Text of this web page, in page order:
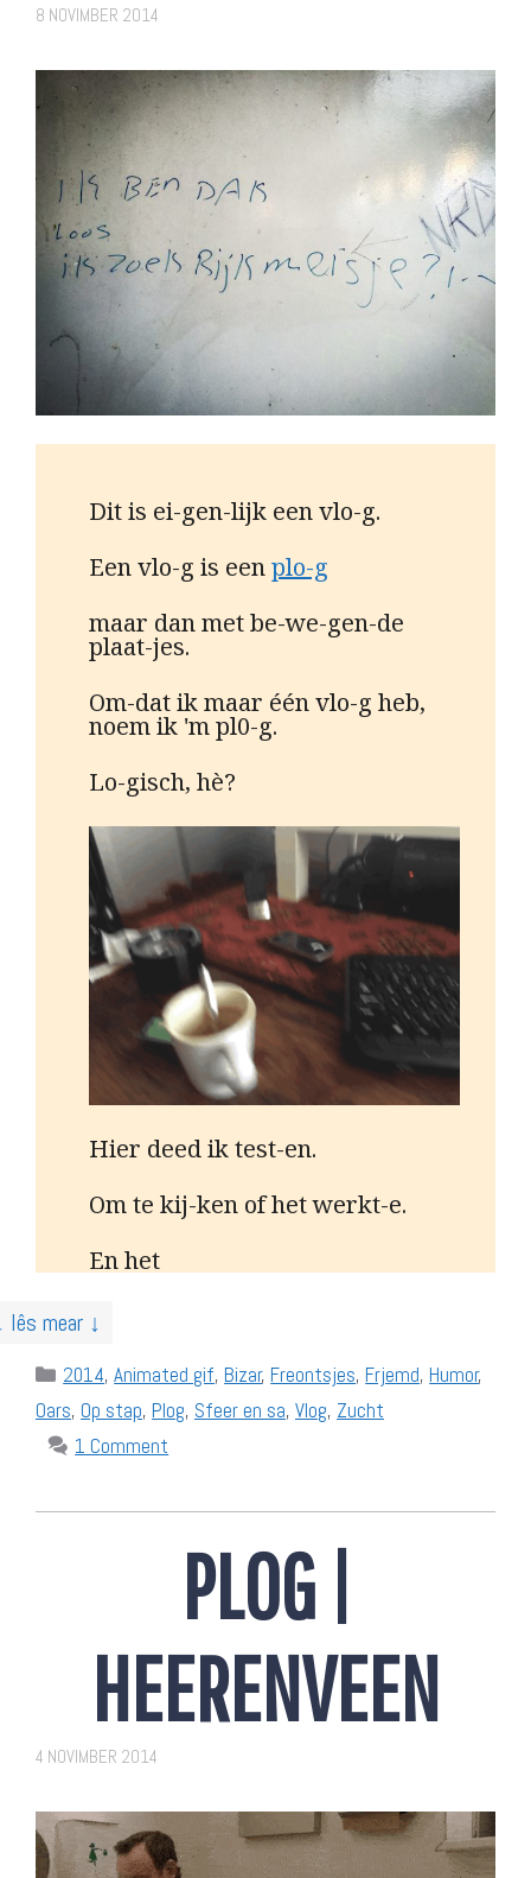
8 NOVIMBER 2014
Dit is ei-gen-lijk een vlo-g.
Een vlo-g is eenplo-g
maar dan met be-we-gen-de
plaat-jes.
Om-dat ik maar één vlo-g heb,
noem ik 'm pl0-g.
Lo-gisch, hè?
Hier deed ik test-en.
Om te kij-ken of het werkt-e.
En het
lês mear ↓
Categories
2014,Animated gif, Bizar, Freontsjes, Frjemd, Humor,
Oars, Op stap, Plog, Sfeer en sa, Vlog, Zucht
1 Comment
PLOG |
HEERENVEEN
4 NOVIMBER 2014